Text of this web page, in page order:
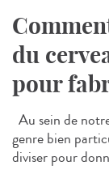
du
pour
Au sein de
genre bien
diviser pour